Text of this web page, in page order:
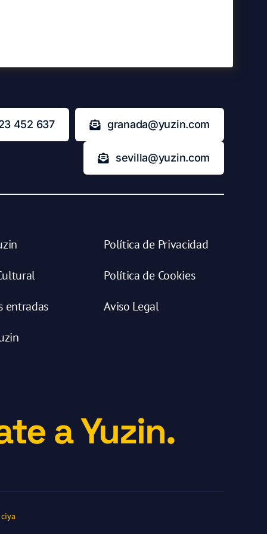
452 637 granada@yuzin.com
sevilla@yuzin.com
entradas
Política de Privacidad
Política de Cookies
Aviso Legal
a Yuzin.